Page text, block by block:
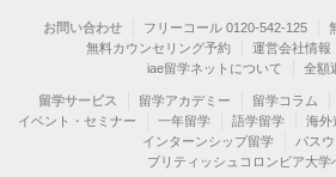
お問い合わせ フリーコール 0120-542-125
無料カウンセリング予約
運営会社情報
iae留学ネットについて
全額
留学サービス 留学アカデミー 留学コラム
イベント・セミナー
一年留学 語学留学 海外
インターンシップ留学
パス
ブリティッシュコロンビア大学